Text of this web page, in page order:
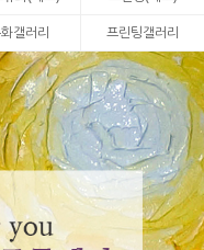
갤러리 프린팅갤러리